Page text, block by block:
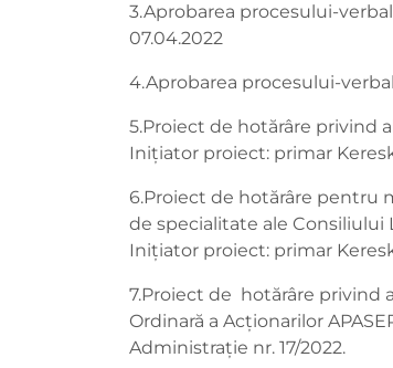
3.Aprobarea procesului-
07.04.2022
4.Aprobarea procesului-
5.Proiect de hotărâre privind
Inițiator proiect: primar
6.Proiect de hotărâre pentru
de specialitate ale Consiliului
Inițiator proiect: primar
7.Proiect de hotărâre privind
Ordinară a Acţionarilor
Administraţie nr. 17/2022.